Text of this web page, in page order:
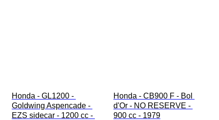
Honda - GL1200 -
Goldwing Aspencade -
EZS sidecar - 1200 cc -
Honda - CB900 F - Bol
d'Or - NO RESERVE -
900 cc - 1979